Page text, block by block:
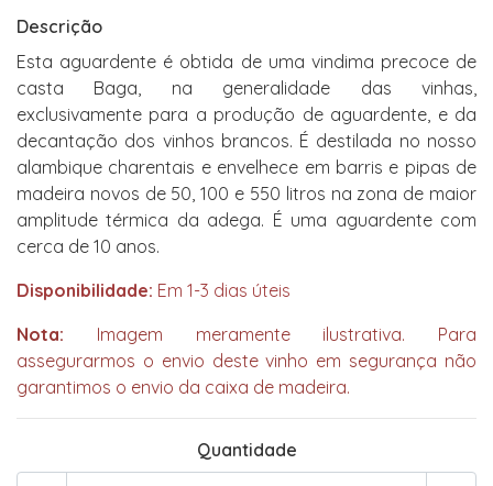
Descrição
Esta aguardente é obtida de uma vindima precoce de
casta Baga, na generalidade das vinhas,
exclusivamente para a produção de aguardente, e da
decantação dos vinhos brancos. É destilada no nosso
alambique charentais e envelhece em barris e pipas de
madeira novos de 50, 100 e 550 litros na zona de maior
amplitude térmica da adega. É uma aguardente com
cerca de 10 anos.
Disponibilidade: Em 1-3 dias úteis
Nota: Imagem meramente ilustrativa. Para
assegurarmos o envio deste vinho em segurança não
garantimos o envio da caixa de madeira.
Quantidade